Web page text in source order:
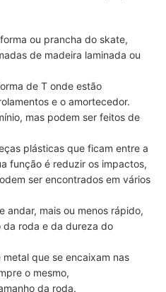
ou prancha do skate,
de madeira laminada ou
de T onde estão
e o amortecedor.
mas podem ser feitos de
plásticas que ficam entre a
função é reduzir os impactos,
ser encontrados em vários
andar, mais ou menos rápido,
roda e da dureza do
metal que se encaixam nas
o mesmo,
da roda.